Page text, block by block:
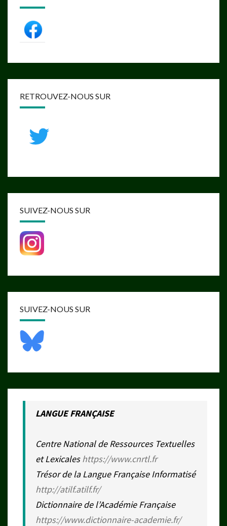
RETROUVEZ-NOUS SUR
SUIVEZ-NOUS SUR
SUIVEZ-NOUS SUR
LANGUE FRANÇAISE
Centre National de Ressources Textuelles
et Lexicaleshttps://www.cnrtl.fr
Trésor de la Langue Française Informatisé
http://atilf.atilf.fr/
Dictionnaire de l’Académie Française
https://www.dictionnaire-academie.fr/